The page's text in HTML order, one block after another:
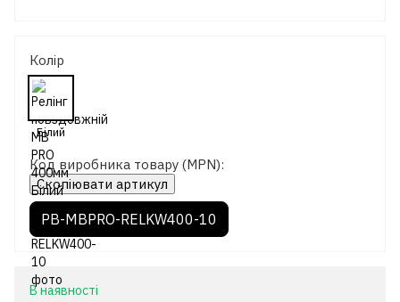
Колір
Код виробника товару (MPN):
Скопіювати артикул
PB-MBPRO-RELKW400-10
В наявності